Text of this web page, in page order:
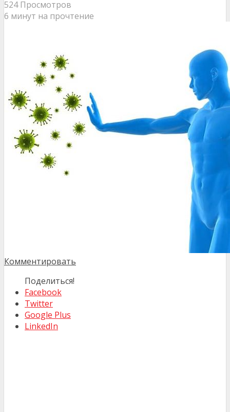
524 Просмотров
6 минут на прочтение
Комментировать
Поделиться!
Facebook
Twitter
Google Plus
LinkedIn